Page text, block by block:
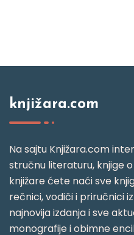
knjižara.com
Na sajtu Knjižara.com
stručnu literaturu, knjige
knjižare ćete naći sve
rečnici, vodiči i priručnici
najnovija izdanja i sve
monografije i obimne